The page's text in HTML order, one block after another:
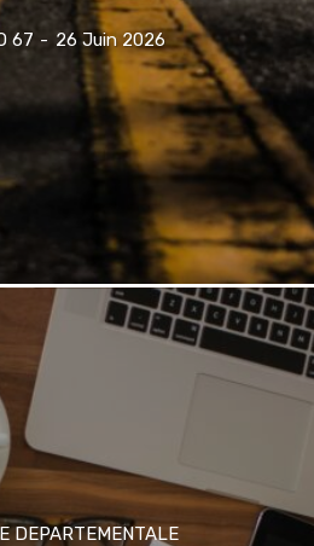
67 - 26 Juin 2026
DEPARTEMENTALE